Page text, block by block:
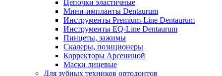
Цепочки эластичные
Мини-импланты Dentaurum
Инструменты Premium-Line Dentaurum
Инструменты EQ-Line Dentaurum
Пинцеты, зажимы
Скалеры, позиционеры
Корректоры Арсениной
Маски лицевые
Для зубных техников ортодонтов